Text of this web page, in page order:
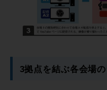
3拠点を結ぶ各会場